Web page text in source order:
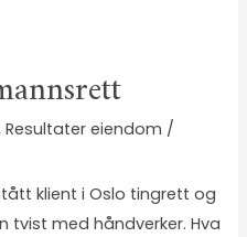
Resultater eiendom /
klient i Oslo tingrett og
tvist med håndverker. Hva